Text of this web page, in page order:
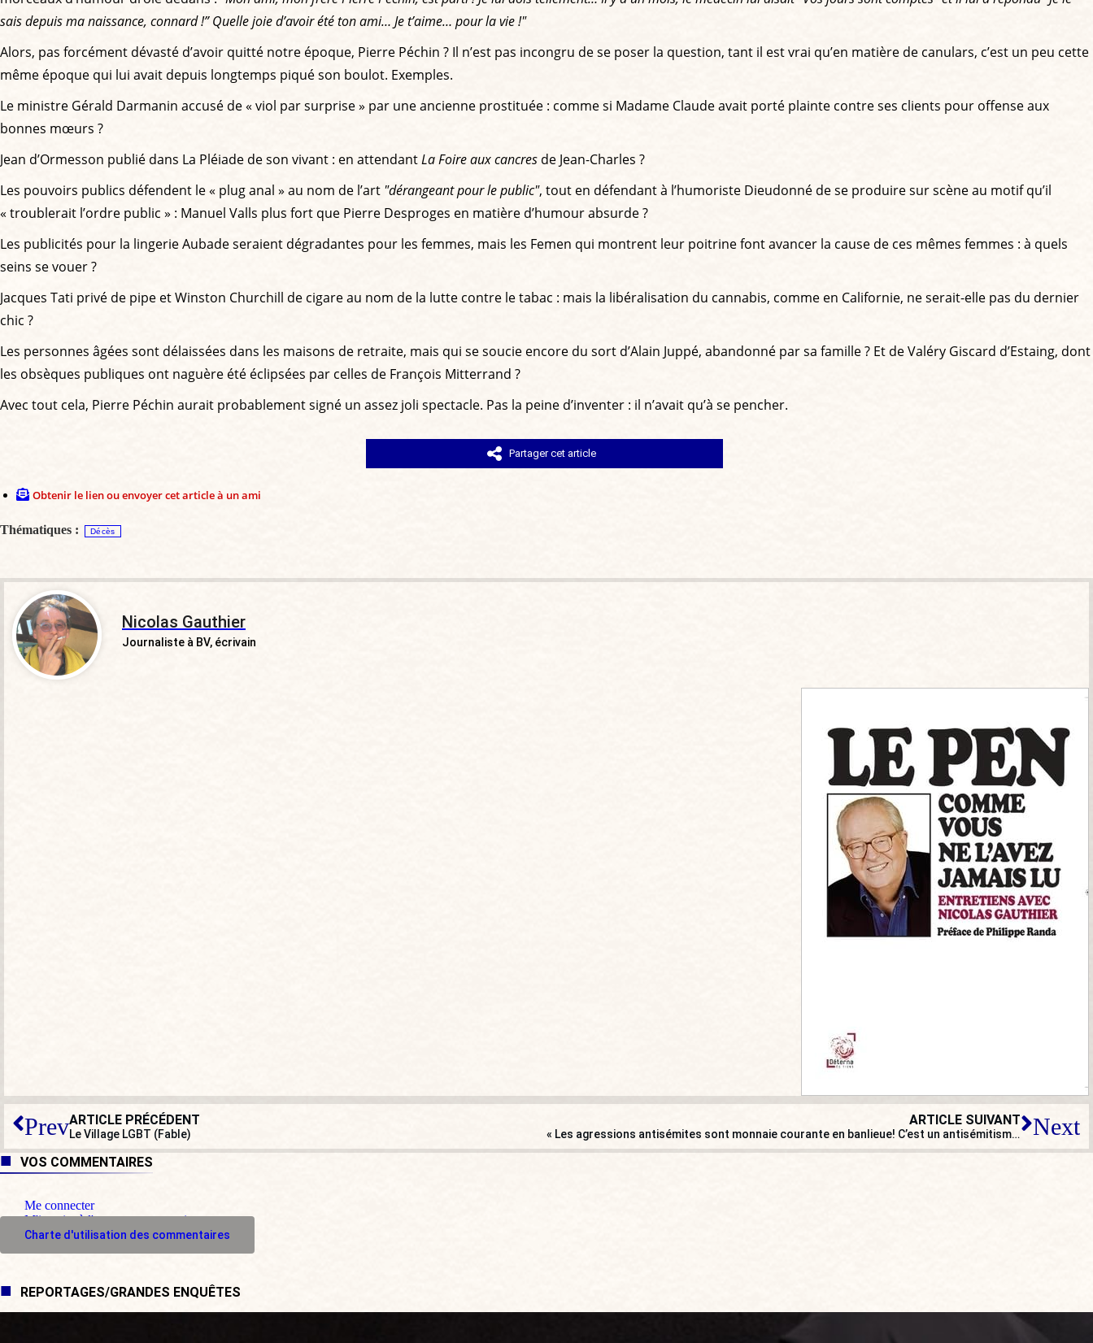
sais depuis ma naissance, connard !” Quelle joie d’avoir été ton ami… Je t’aime… pour la vie !"
Alors, pas forcément dévasté d’avoir quitté notre époque, Pierre Péchin ? Il n’est pas incongru de se poser la question, tant il est vrai qu’en matière de canulars, c’est un peu cette
même époque qui lui avait depuis longtemps piqué son boulot. Exemples.
Le ministre Gérald Darmanin accusé de « viol par surprise » par une ancienne prostituée : comme si Madame Claude avait porté plainte contre ses clients pour offense aux
bonnes mœurs ?
Jean d’Ormesson publié dans La Pléiade de son vivant : en attendantLa Foire aux cancres de Jean-Charles ?
Les pouvoirs publics défendent le « plug anal » au nom de l’art "dérangeant pour le public", tout en défendant à l’humoriste Dieudonné de se produire sur scène au motif qu’il
« troublerait l’ordre public » : Manuel Valls plus fort que Pierre Desproges en matière d’humour absurde ?
Les publicités pour la lingerie Aubade seraient dégradantes pour les femmes, mais les Femen qui montrent leur poitrine font avancer la cause de ces mêmes femmes : à quels
seins se vouer ?
Jacques Tati privé de pipe et Winston Churchill de cigare au nom de la lutte contre le tabac : mais la libéralisation du cannabis, comme en Californie, ne serait-elle pas du dernier
chic ?
Les personnes âgées sont délaissées dans les maisons de retraite, mais qui se soucie encore du sort d’Alain Juppé, abandonné par sa famille ? Et de Valéry Giscard d’Estaing, dont
les obsèques publiques ont naguère été éclipsées par celles de François Mitterrand ?
Avec tout cela, Pierre Péchin aurait probablement signé un assez joli spectacle. Pas la peine d’inventer : il n’avait qu’à se pencher.
Partager cet article
Obtenir le lien ou envoyer cet article à un ami
Thématiques : Décès
Nicolas Gauthier
Journaliste à BV, écrivain
PrevARTICLE PRÉCÉDENT
Le Village LGBT (Fable)
ARTICLE SUIVANT
« Les agressions antisémites sont monnaie courante en banlieue! C’est un antisémitisme islamiste nourri à l’islamo-gauchisme ! » Next
VOS COMMENTAIRES
Me connecter
M'inscrire à l'espace commentaire
Charte d'utilisation des commentaires
REPORTAGES/GRANDES ENQUÊTES